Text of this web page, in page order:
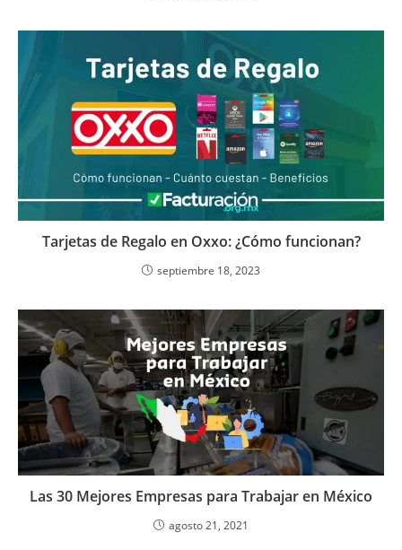
Tarjetas de Regalo en Oxxo: ¿Cómo funcionan?
septiembre 18, 2023
Las 30 Mejores Empresas para Trabajar en México
agosto 21, 2021